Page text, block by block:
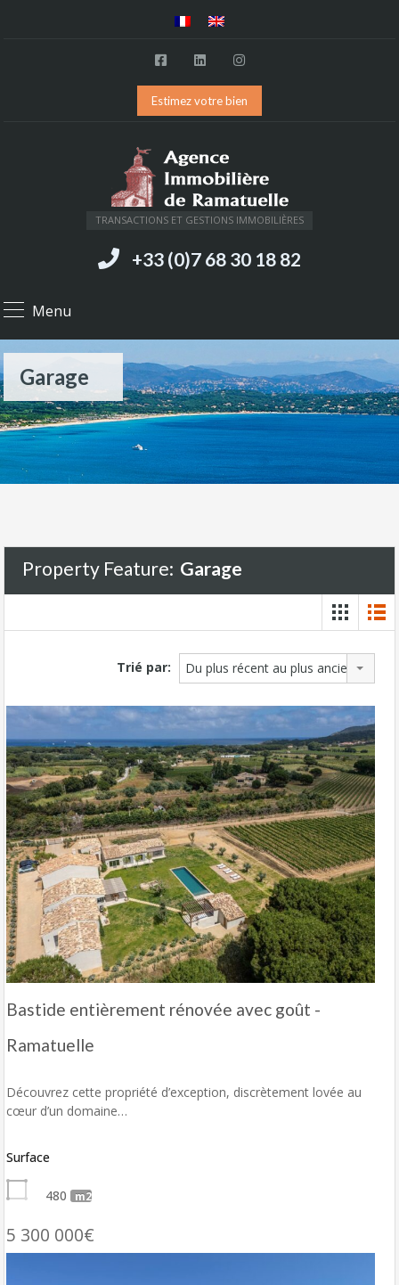
Estimez votre bien
TRANSACTIONS ET GESTIONS IMMOBILIÈRES
+33 (0)7 68 30 18 82
Menu
Garage
Property Feature: Garage
Trié par: Du plus récent au plus ancien
Bastide entièrement rénovée avec goût -
Ramatuelle
Découvrez cette propriété d’exception, discrètement lovée au
cœur d’un domaine…
Surface
480 m2
5 300 000€